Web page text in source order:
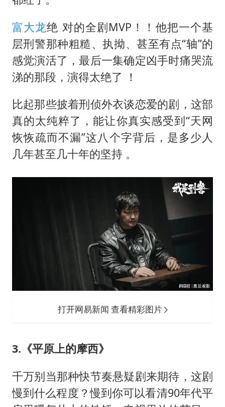
富大龙绝 对的全剧MVP！！他把一个基
层刑警那种粗糙、执拗、甚至有点“轴”的
感觉演活了，最后一集确定凶手时痛哭流
涕的那段，演得太绝了 ！
比起那些披着刑侦外衣谈恋爱的剧，这部
真的太纯粹了，能让你真实感受到“天网
恢恢疏而不漏”这八个字背后，是多少人
几年甚至几十年的坚持 。
打开网易新闻 查看精彩图片
3.《平原上的摩西》
千万别当那种快节奏悬疑剧来期待，这剧
慢到什么程度？慢到你可以看清90年代平